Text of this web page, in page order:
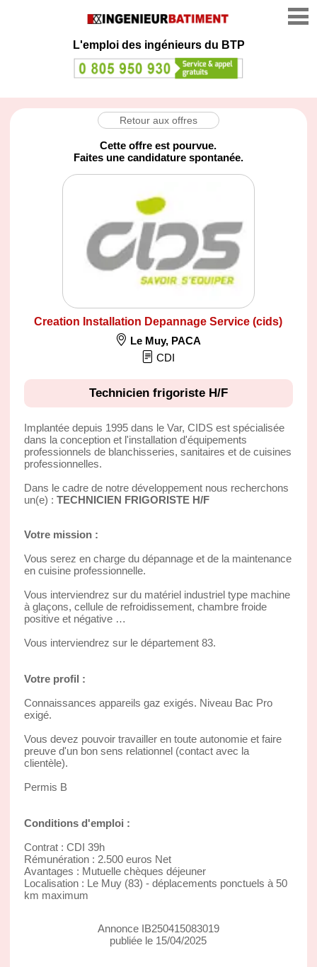
L'emploi des ingénieurs du BTP
Retour aux offres
Cette offre est pourvue.
Faites une candidature spontanée.
Creation Installation Depannage Service (cids)
Le Muy, PACA
CDI
Technicien frigoriste H/F
Implantée depuis 1995 dans le Var, CIDS est spécialisée
dans la conception et l'installation d'équipements
professionnels de blanchisseries, sanitaires et de cuisines
professionnelles.
Dans le cadre de notre développement nous recherchons
un(e) : TECHNICIEN FRIGORISTE H/F
Votre mission :
Vous serez en charge du dépannage et de la maintenance
en cuisine professionnelle.
Vous interviendrez sur du matériel industriel type machine
à glaçons, cellule de refroidissement, chambre froide
positive et négative …
Vous interviendrez sur le département 83.
Votre profil :
Connaissances appareils gaz exigés. Niveau Bac Pro
exigé.
Vous devez pouvoir travailler en toute autonomie et faire
preuve d'un bon sens relationnel (contact avec la
clientèle).
Permis B
Conditions d'emploi :
Contrat : CDI 39h
Rémunération : 2.500 euros Net
Avantages : Mutuelle chèques déjeuner
Localisation : Le Muy (83) - déplacements ponctuels à 50
km maximum
Annonce IB250415083019
publiée le 15/04/2025